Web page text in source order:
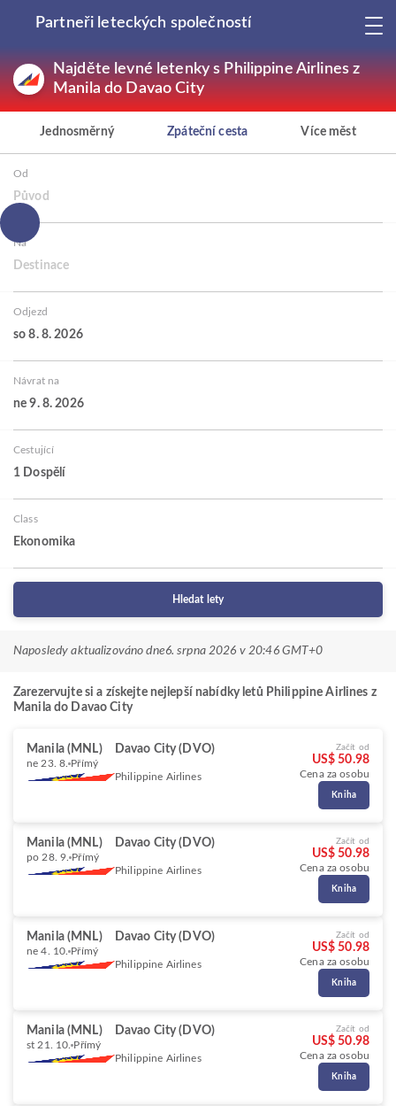
Partneři leteckých společností
Najděte levné letenky s Philippine Airlines z
Manila do Davao City
Jednosměrný Zpáteční cesta Více měst
Od
Původ
Na
Destinace
Odjezd
so 8. 8. 2026
Návrat na
ne 9. 8. 2026
Cestující
1 Dospělí
Class
Ekonomika
Hledat lety
Naposledy aktualizováno dne6. srpna 2026 v 20:46 GMT+0
Zarezervujte si a získejte nejlepší nabídky letů Philippine Airlines z
Manila do Davao City
Manila (MNL) Davao City (DVO)
ne 23. 8. Přímý
Philippine Airlines
Začít od
US$ 50.98
Cena za osobu
Kniha
Manila (MNL) Davao City (DVO)
po 28. 9. Přímý
Philippine Airlines
Začít od
US$ 50.98
Cena za osobu
Kniha
Manila (MNL) Davao City (DVO)
ne 4. 10. Přímý
Philippine Airlines
Začít od
US$ 50.98
Cena za osobu
Kniha
Manila (MNL) Davao City (DVO)
st 21. 10. Přímý
Philippine Airlines
Začít od
US$ 50.98
Cena za osobu
Kniha